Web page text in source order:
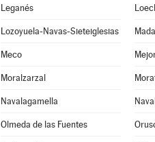
Leganés
Lozoyuela-Navas-Sieteiglesias
Meco
Moralzarzal
Navalagamella
Olmeda de las Fuentes